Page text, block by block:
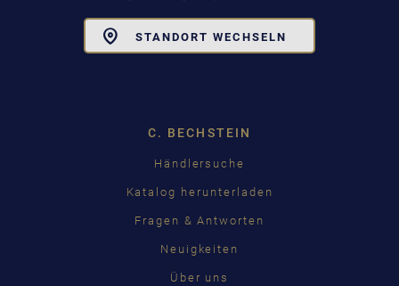
STANDORT WECHSELN
C. BECHSTEIN
Händlersuche
Katalog herunterladen
Fragen & Antworten
Neuigkeiten
Über uns